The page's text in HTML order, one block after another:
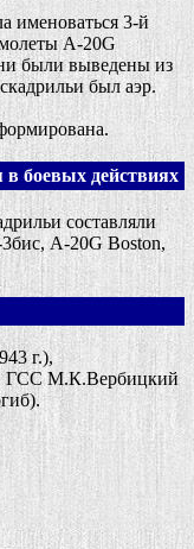
3-й
А-20G
были выведены из
был аэр.
боевых действиях
составляли
А-20G Boston,
г.),
ГСС М.К.Вербицкий